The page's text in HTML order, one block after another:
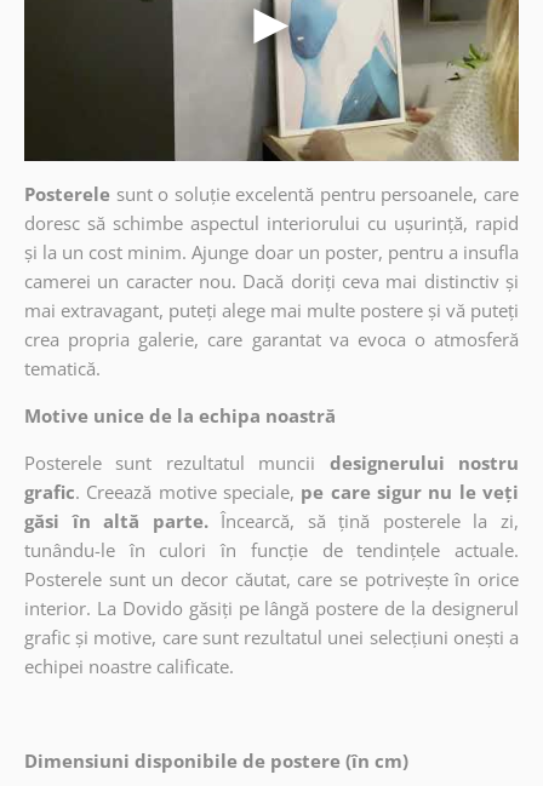
Posterele sunt o soluție excelentă pentru persoanele, care
doresc să schimbe aspectul interiorului cu ușurință, rapid
și la un cost minim. Ajunge doar un poster, pentru a insufla
camerei un caracter nou. Dacă doriți ceva mai distinctiv și
mai extravagant, puteți alege mai multe postere și vă puteți
crea propria galerie, care garantat va evoca o atmosferă
tematică.
Motive unice de la echipa noastră
Posterele sunt rezultatul muncii
designerului nostru
grafic. Creează motive speciale, pe care sigur nu le veți
găsi în altă parte. Încearcă, să țină posterele la zi,
tunându-le în culori în funcție de tendințele actuale.
Posterele sunt un decor căutat, care se potrivește în orice
interior. La Dovido găsiți pe lângă postere de la designerul
grafic și motive, care sunt rezultatul unei selecțiuni onești a
echipei noastre calificate.
Dimensiuni disponibile de postere (în cm)